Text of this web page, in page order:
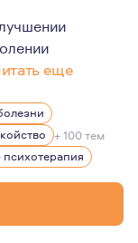
еще
можем просто
судьбу, она
+ 100 тем